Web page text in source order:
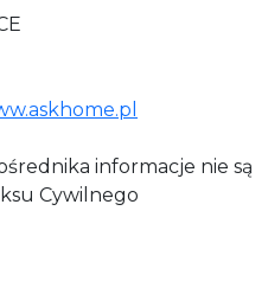
informacje nie są
Cywilnego